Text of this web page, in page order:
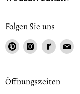
Folgen Sie uns
Öffnungszeiten